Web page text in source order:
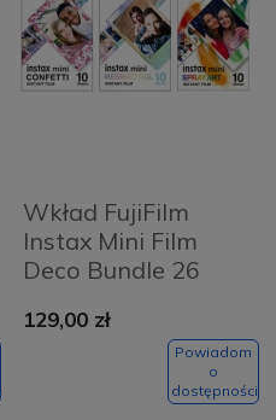
Wkład FujiFilm
Instax Mini Film
Deco Bundle 26
129,00 zł
Powiadom
o
dostępności